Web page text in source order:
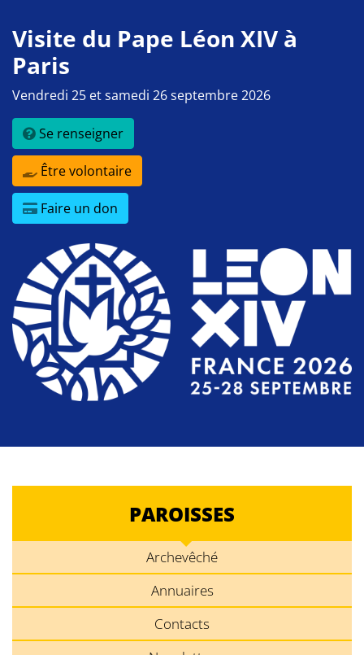
Visite du Pape Léon XIV à
Paris
Vendredi 25 et samedi 26 septembre 2026
Se renseigner
Être volontaire
Faire un don
PAROISSES
Archevêché
Annuaires
Contacts